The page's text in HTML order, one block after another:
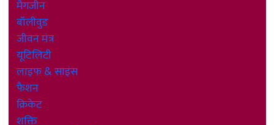
मैगजीन
बॉलीवुड
जीवन मंत्र
यूटिलिटी
लाइफ & साइंस
फैशन
क्रिकेट
शक्ति